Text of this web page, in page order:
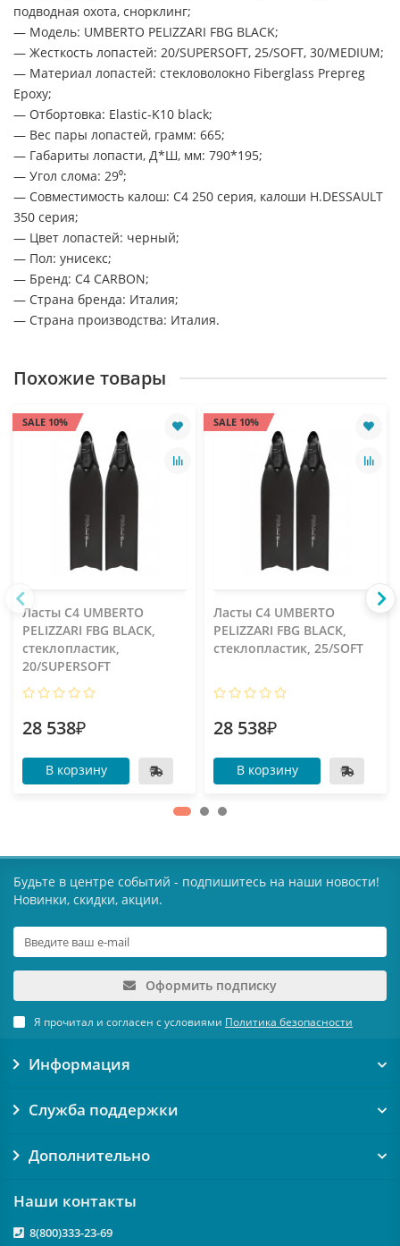
подводная охота, снорклинг;
— Модель: UMBERTO PELIZZARI FBG BLACK;
— Жесткость лопастей: 20/SUPERSOFT, 25/SOFT, 30/MEDIUM;
— Материал лопастей: cтекловолокно Fiberglass Prepreg
Epoxy;
— Отбортовка: Elastic-K10 black;
— Вес пары лопастей, грамм: 665;
— Габариты лопасти, Д*Ш, мм: 790*195;
— Угол слома: 29⁰;
— Совместимость калош: C4 250 серия, калоши H.DESSAULT
350 серия;
— Цвет лопастей: черный;
— Пол: унисекс;
— Бренд: C4 CARBON;
— Страна бренда: Италия;
— Страна производства: Италия.
Похожие товары
SALE 10%
Ласты C4 UMBERTO
PELIZZARI FBG BLACK,
стеклопластик,
20/SUPERSOFT
28 538₽
В корзину
SALE 10%
Ласты C4 UMBERTO
PELIZZARI FBG BLACK,
стеклопластик, 25/SOFT
28 538₽
В корзину
Будьте в центре событий - подпишитесь на наши новости!
Новинки, скидки, акции.
Оформить подписку
Я прочитал и согласен с условиями Политика безопасности
Информация
Служба поддержки
Дополнительно
Наши контакты
8(800)333-23-69